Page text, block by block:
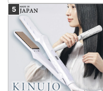
ド、寄附金証明書XMLデー
【自治体マイページ】
カウント登録が必要です）
※従来通り「紙の書類郵送
※ワンストップ特例申請の
10日です。